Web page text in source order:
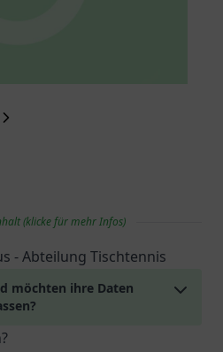
(klicke für mehr Infos)
- Abteilung Tischtennis
möchten ihre Daten